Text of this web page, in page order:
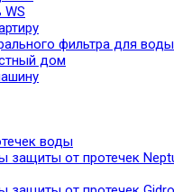
WS
фильтра для воды
дом
воды
защиты от протечек